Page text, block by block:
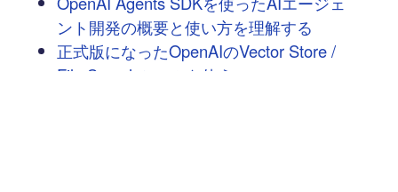
ント開発の概要と使い方を理解する
正式版になったOpenAIのVector Store /
File Searchツールを使う